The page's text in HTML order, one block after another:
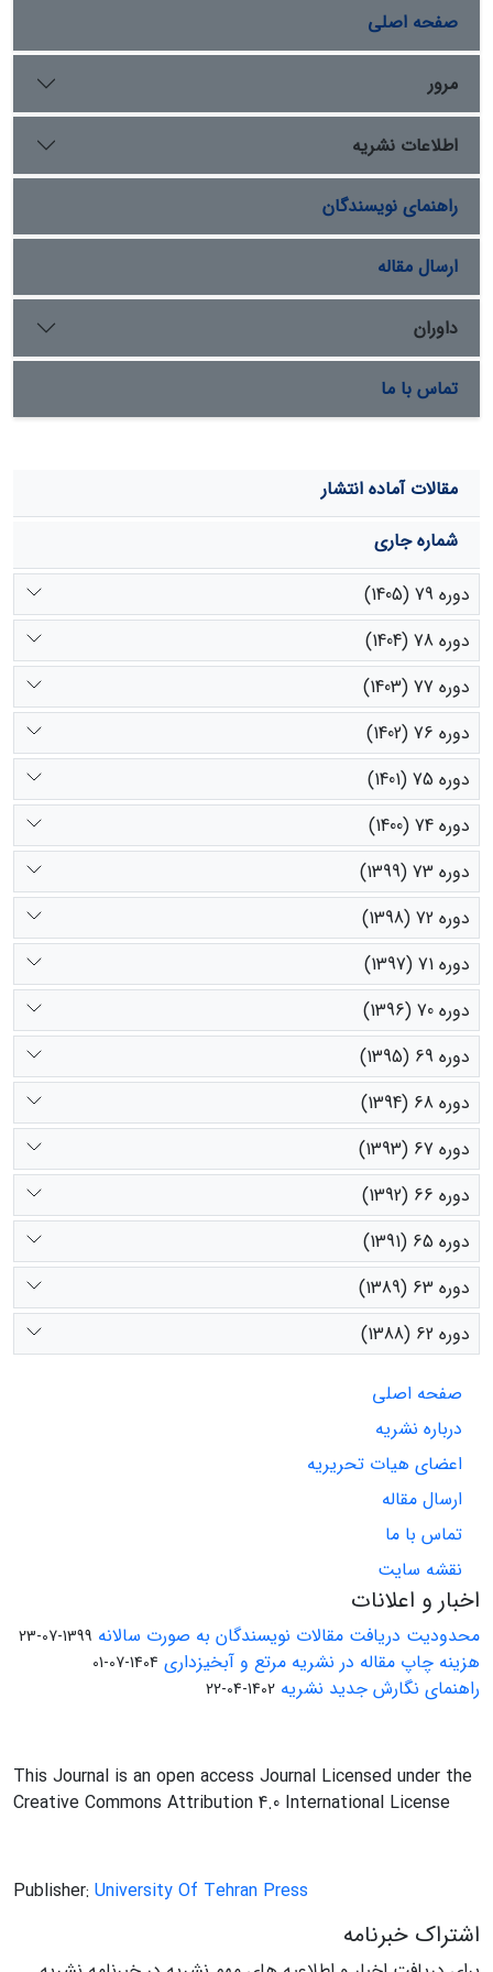
رودخانه در سطح زیرحوزه و در مقیاس زمانی ماهانه محاسبه
گردید که به‌این‌ترتیب سهم زیرحوزه‌های مختلف در تأمین
حقابه مشخص شده و می‌تواند جهت مدیریت حوزه‌های
آبخیز مدنظر قرار گیرد. نتایج نشان داد که روش منحنی تداوم
جریان Q95 بالاترین و تنانت اصلاح‌شده وزارت نیرو کمترین
مقادیر را برآورد می‌کنند، برای مثال در آخرین ایستگاه (سیرا-
کرج) مقدار Q95 میانگین ماهانه 5/75 m3/s است درحالی‌که
درنهایت، مقادیر به‌دست‌آمده به‌وسیله روش منحنی تداوم
جریان به‌عنوان حد بالا و شاخص تغییرپذیری جریان به‌عنوان
حد پایین حقابه رودخانه کرج به‌صورت ماهانه پیشنهاد شد.
صفحه اصلی
مرور
اطلاعات نشریه
راهنمای نویسندگان
ارسال مقاله
داوران
تماس با ما
مقالات آماده انتشار
شماره جاری
دوره 79 (1405)
دوره 78 (1404)
دوره 77 (1403)
دوره 76 (1402)
دوره 75 (1401)
دوره 74 (1400)
دوره 73 (1399)
دوره 72 (1398)
دوره 71 (1397)
دوره 70 (1396)
دوره 69 (1395)
دوره 68 (1394)
دوره 67 (1393)
دوره 66 (1392)
دوره 65 (1391)
دوره 63 (1389)
دوره 62 (1388)
صفحه اصلی
درباره نشریه
اعضای هیات تحریریه
ارسال مقاله
تماس با ما
نقشه سایت
اخبار و اعلانات
محدودیت دریافت مقالات نویسندگان به صورت سالانه 1399-07-23
هزینه چاپ مقاله در نشریه مرتع و آبخیزداری 1404-07-01
راهنمای نگارش جدید نشریه 1402-04-22
This Journal is an open access Journal Licensed under the
Creative Commons Attribution 4.0 International License
Publisher: University Of Tehran Press
اشتراک خبرنامه